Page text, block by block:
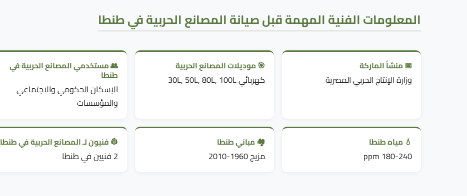
المعلومات الفنية المهمة قبل صيانة المصانع الحربية في طنطا
📅 منشأ الماركة
وزارة الإنتاج الحربي المصرية
🎯 موديلات المصانع الحربية
كهربائي 30L, 50L, 80L, 100L
👥 مستخدمي المصانع الحربية في
طنطا
الإسكان الحكومي والاجتماعي
والمؤسسات
💧 مياه طنطا
180-240 ppm
🏘️ مباني طنطا
مزيج 1960-2010
👷 فنيون لـ المصانع الحربية في طنطا
2 فنيين في طنطا